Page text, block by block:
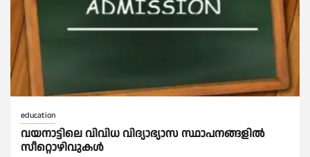
education
വയനാട്ടിലെ വിവിധ വിദ്യാഭ്യാസ സ്ഥാപനങ്ങളിൽ
സീറ്റൊഴിവുകൾ